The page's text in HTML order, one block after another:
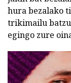
hura bezalako
trikimailu
egingo zure